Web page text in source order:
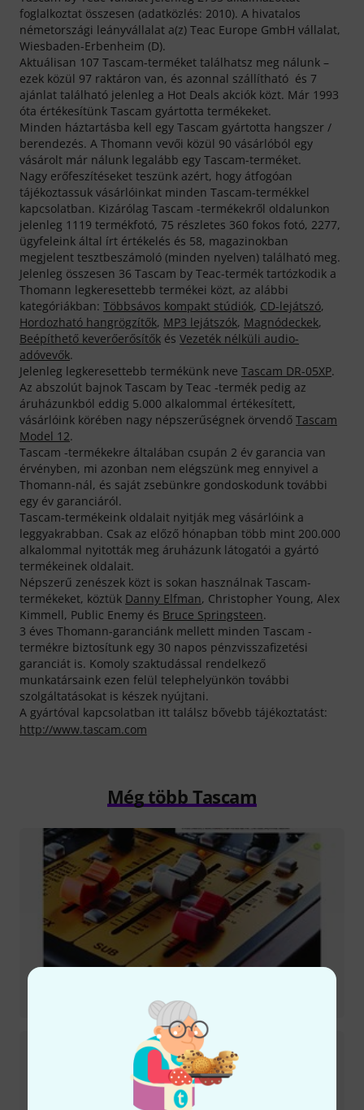
foglalkoztat összesen (adatközlés: 2010). A hivatalos
németországi leányvállalat a(z) Teac Europe GmbH vállalat,
Wiesbaden-Erbenheim (D).
Aktuálisan 107 Tascam-terméket találhatsz meg nálunk –
ezek közül 97 raktáron van, és azonnal szállítható és 7
ajánlat található jelenleg a Hot Deals akciók közt. Már 1993
óta értékesítünk Tascam gyártotta termékeket.
Minden háztartásba kell egy Tascam gyártotta hangszer /
berendezés. A Thomann vevői közül 90 vásárlóból egy
vásárolt már nálunk legalább egy Tascam-terméket.
Nagy erőfeszítéseket teszünk azért, hogy átfogóan
tájékoztassuk vásárlóinkat minden Tascam-termékkel
kapcsolatban. Kizárólag Tascam -termékekről oldalunkon
jelenleg 1119 termékfotó, 75 részletes 360 fokos fotó, 2277,
ügyfeleink által írt értékelés és 58, magazinokban
megjelent tesztbeszámoló (minden nyelven) található meg.
Jelenleg összesen 36 Tascam by Teac-termék tartózkodik a
Thomann legkeresettebb termékei közt, az alábbi
kategóriákban: Többsávos kompakt stúdiók, CD-lejátszó,
Hordozható hangrögzítők, MP3 lejátszók, Magnódeckek,
Beépíthető keverőerősítők és Vezeték nélküli audio-
adóvevők.
Jelenleg legkeresettebb termékünk neve Tascam DR-05XP.
Az abszolút bajnok Tascam by Teac -termék pedig az
áruházunkból eddig 5.000 alkalommal értékesített,
vásárlóink körében nagy népszerűségnek örvendő Tascam
Model 12.
Tascam -termékekre általában csupán 2 év garancia van
érvényben, mi azonban nem elégszünk meg ennyivel a
Thomann-nál, és saját zsebünkre gondoskodunk további
egy év garanciáról.
Tascam-termékeink oldalait nyitják meg vásárlóink a
leggyakrabban. Csak az előző hónapban több mint 200.000
alkalommal nyitották meg áruházunk látogatói a gyártó
termékeinek oldalait.
Népszerű zenészek közt is sokan használnak Tascam-
termékeket, köztük Danny Elfman, Christopher Young, Alex
Kimmell, Public Enemy és Bruce Springsteen.
3 éves Thomann-garanciánk mellett minden Tascam -
termékre biztosítunk egy 30 napos pénzvisszafizetési
garanciát is. Komoly szaktudással rendelkező
munkatársaink ezen felül telephelyünkön további
szolgáltatásokat is készek nyújtani.
A gyártóval kapcsolatban itt találsz bővebb tájékoztatást:
http://www.tascam.com
Még több Tascam